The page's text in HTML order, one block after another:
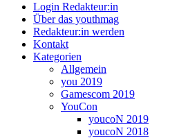
Login Redakteur:in
Über das youthmag
Redakteur:in werden
Kontakt
Kategorien
Allgemein
you 2019
Gamescom 2019
YouCon
youcoN 2019
youcoN 2018